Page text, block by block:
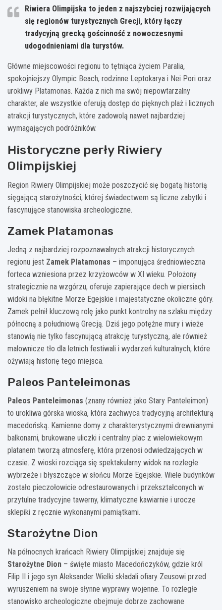
Riwiera Olimpijska to jeden z najszybciej rozwijających
się regionów turystycznych Grecji, który łączy
tradycyjną grecką gościnność z nowoczesnymi
udogodnieniami dla turystów.
Główne miejscowości regionu to tętniąca życiem Paralia,
spokojniejszy Olympic Beach, rodzinne Leptokarya i Nei Pori oraz
urokliwy Platamonas. Każda z nich ma swój niepowtarzalny
charakter, ale wszystkie oferują dostęp do pięknych plaż i licznych
atrakcji turystycznych, które zadowolą nawet najbardziej
wymagających podróżników.
Historyczne perły Riwiery
Olimpijskiej
Region Riwiery Olimpijskiej może poszczycić się bogatą historią
sięgającą starożytności, której świadectwem są liczne zabytki i
fascynujące stanowiska archeologiczne.
Zamek Platamonas
Jedną z najbardziej rozpoznawalnych atrakcji historycznych
regionu jest Zamek Platamonas – imponująca średniowieczna
forteca wzniesiona przez krzyżowców w XI wieku. Położony
strategicznie na wzgórzu, oferuje zapierające dech w piersiach
widoki na błękitne Morze Egejskie i majestatyczne okoliczne góry.
Zamek pełnił kluczową rolę jako punkt kontrolny na szlaku między
północną a południową Grecją. Dziś jego potężne mury i wieże
stanowią nie tylko fascynującą atrakcję turystyczną, ale również
malownicze tło dla letnich festiwali i wydarzeń kulturalnych, które
ożywiają historię tego miejsca.
Paleos Panteleimonas
Paleos Panteleimonas (znany również jako Stary Panteleimon)
to urokliwa górska wioska, która zachwyca tradycyjną architekturą
macedońską. Kamienne domy z charakterystycznymi drewnianymi
balkonami, brukowane uliczki i centralny plac z wielowiekowym
platanem tworzą atmosferę, która przenosi odwiedzających w
czasie. Z wioski rozciąga się spektakularny widok na rozległe
wybrzeże i błyszczące w słońcu Morze Egejskie. Wiele budynków
zostało pieczołowicie odrestaurowanych i przekształconych w
przytulne tradycyjne tawerny, klimatyczne kawiarnie i urocze
sklepiki z ręcznie wykonanymi pamiątkami.
Starożytne Dion
Na północnych krańcach Riwiery Olimpijskiej znajduje się
Starożytne Dion – święte miasto Macedończyków, gdzie król
Filip II i jego syn Aleksander Wielki składali ofiary Zeusowi przed
wyruszeniem na swoje słynne wyprawy wojenne. To rozległe
stanowisko archeologiczne obejmuje dobrze zachowane